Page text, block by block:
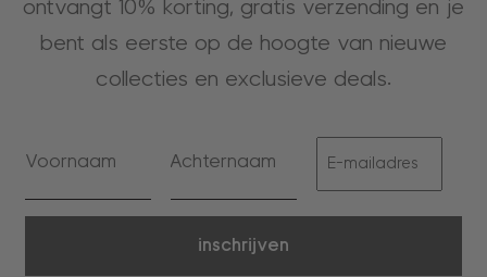
ontvangt 10% korting, gratis verzending en je
bent als eerste op de hoogte van nieuwe
collecties en exclusieve deals.
inschrijven